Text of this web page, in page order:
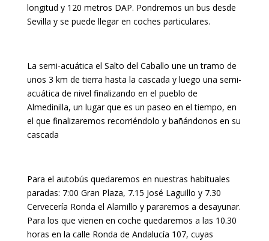
longitud y 120 metros DAP. Pondremos un bus desde
Sevilla y se puede llegar en coches particulares.
La semi-acuática el Salto del Caballo une un tramo de
unos 3 km de tierra hasta la cascada y luego una semi-
acuática de nivel finalizando en el pueblo de
Almedinilla, un lugar que es un paseo en el tiempo, en
el que finalizaremos recorriéndolo y bañándonos en su
cascada
Para el autobús quedaremos en nuestras habituales
paradas: 7:00 Gran Plaza, 7.15 José Laguillo y 7.30
Cervecería Ronda el Alamillo y pararemos a desayunar.
Para los que vienen en coche quedaremos a las 10.30
horas en la calle Ronda de Andalucía 107, cuyas